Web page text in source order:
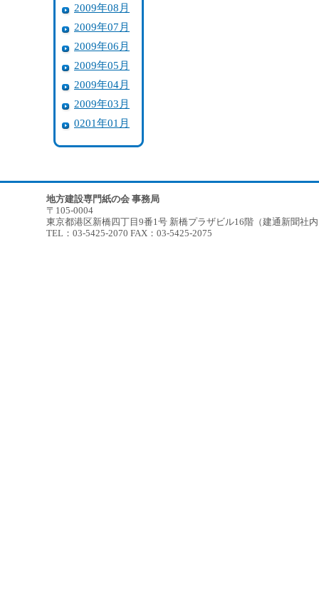
2009年08月
2009年07月
2009年06月
2009年05月
2009年04月
2009年03月
0201年01月
地方建設専門紙の会 事務局
〒105-0004
東京都港区新橋四丁目9番1号 新橋プラザビル16階（建通新聞社
TEL：03-5425-2070 FAX：03-5425-2075